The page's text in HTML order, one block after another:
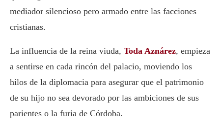
mediador silencioso pero armado entre las facciones
cristianas.
La influencia de la reina viuda, Toda Aznárez, empieza
a sentirse en cada rincón del palacio, moviendo los
hilos de la diplomacia para asegurar que el patrimonio
de su hijo no sea devorado por las ambiciones de sus
parientes o la furia de Córdoba.